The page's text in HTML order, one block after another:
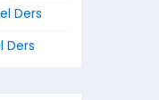
Ders
Ders